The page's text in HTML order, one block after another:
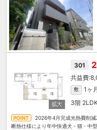
301
敷 1ヶ
3階
2026年4月完成光熱費削
断熱仕様により年中快適犬・猫・中